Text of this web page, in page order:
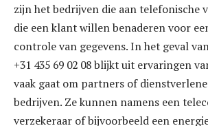
zijn het bedrijven die aan telefonische
die een klant willen benaderen voor
controle van gegevens. In het geval
+31 435 69 02 08 blijkt uit ervaringen
vaak gaat om partners of
bedrijven. Ze kunnen namens een
verzekeraar of bijvoorbeeld een